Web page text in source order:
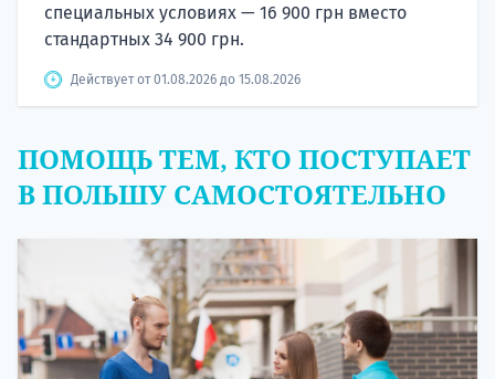
специальных условиях — 16 900 грн вместо
стандартных 34 900 грн.
Действует от 01.08.2026 до 15.08.2026
ПОМОЩЬ ТЕМ, КТО ПОСТУПАЕТ
В ПОЛЬШУ САМОСТОЯТЕЛЬНО